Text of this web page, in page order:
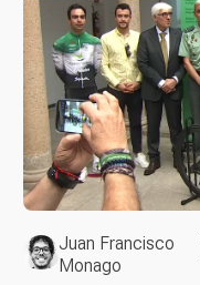
Juan Francisco
Monago